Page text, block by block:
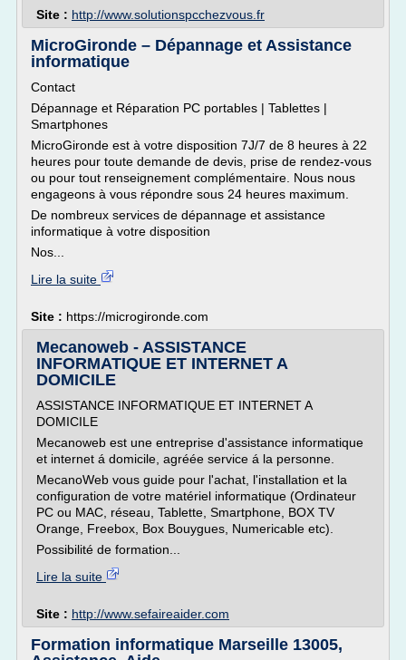
Site : http://www.solutionspcchezvous.fr
MicroGironde – Dépannage et Assistance
informatique
Contact
Dépannage et Réparation PC portables | Tablettes |
Smartphones
MicroGironde est à votre disposition 7J/7 de 8 heures à 22
heures pour toute demande de devis, prise de rendez-vous
ou pour tout renseignement complémentaire. Nous nous
engageons à vous répondre sous 24 heures maximum.
De nombreux services de dépannage et assistance
informatique à votre disposition
Nos...
Lire la suite
Site : https://microgironde.com
Mecanoweb - ASSISTANCE
INFORMATIQUE ET INTERNET A
DOMICILE
ASSISTANCE INFORMATIQUE ET INTERNET A
DOMICILE
Mecanoweb est une entreprise d'assistance informatique
et internet á domicile, agréée service á la personne.
MecanoWeb vous guide pour l'achat, l'installation et la
configuration de votre matériel informatique (Ordinateur
PC ou MAC, réseau, Tablette, Smartphone, BOX TV
Orange, Freebox, Box Bouygues, Numericable etc).
Possibilité de formation...
Lire la suite
Site : http://www.sefaireaider.com
Formation informatique Marseille 13005,